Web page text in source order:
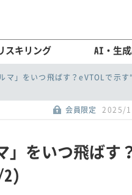
スキリング AI・生
マ」をいつ飛ばす？eVTOLで示
会員限定 2025/
をいつ飛ばす